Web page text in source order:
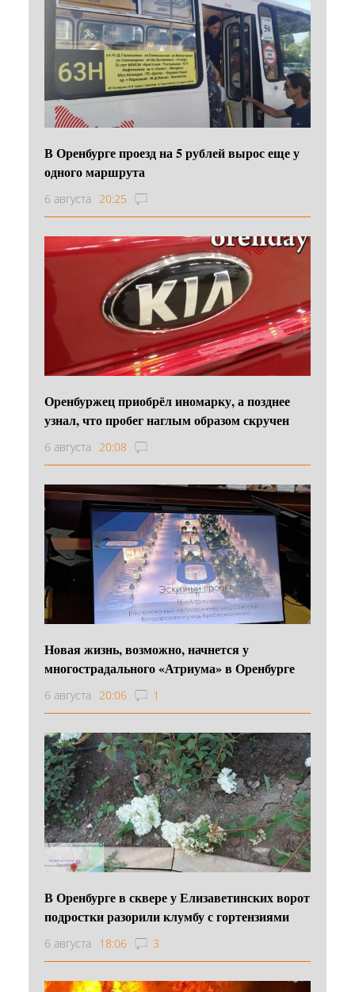
В Оренбурге проезд на 5 рублей вырос еще у
одного маршрута
6 августа 20:25
Оренбуржец приобрёл иномарку, а позднее
узнал, что пробег наглым образом скручен
6 августа 20:08
Новая жизнь, возможно, начнется у
многострадального «Атриума» в Оренбурге
6 августа 20:06 1
В Оренбурге в сквере у Елизаветинских ворот
подростки разорили клумбу с гортензиями
6 августа 18:06 3